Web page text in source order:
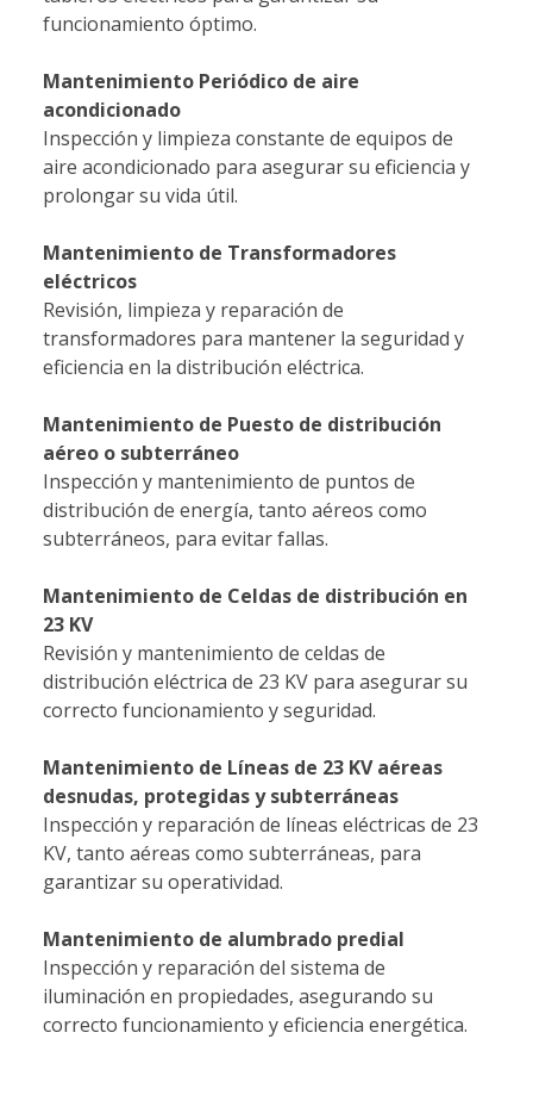
funcionamiento óptimo.
Mantenimiento Periódico de aire
acondicionado
Inspección y limpieza constante de equipos de
aire acondicionado para asegurar su eficiencia y
prolongar su vida útil.
Mantenimiento de Transformadores
eléctricos
Revisión, limpieza y reparación de
transformadores para mantener la seguridad y
eficiencia en la distribución eléctrica.
Mantenimiento de Puesto de distribución
aéreo o subterráneo
Inspección y mantenimiento de puntos de
distribución de energía, tanto aéreos como
subterráneos, para evitar fallas.
Mantenimiento de Celdas de distribución en
23 KV
Revisión y mantenimiento de celdas de
distribución eléctrica de 23 KV para asegurar su
correcto funcionamiento y seguridad.
Mantenimiento de Líneas de 23 KV aéreas
desnudas, protegidas y subterráneas
Inspección y reparación de líneas eléctricas de 23
KV, tanto aéreas como subterráneas, para
garantizar su operatividad.
Mantenimiento de alumbrado predial
Inspección y reparación del sistema de
iluminación en propiedades, asegurando su
correcto funcionamiento y eficiencia energética.